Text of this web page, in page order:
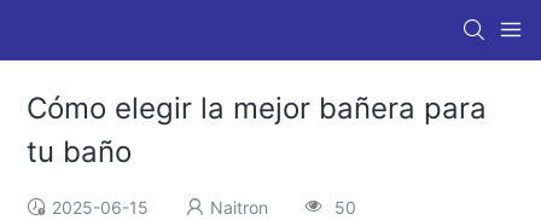
Cómo elegir la mejor bañera para
tu baño
2025-06-15 Naitron 50